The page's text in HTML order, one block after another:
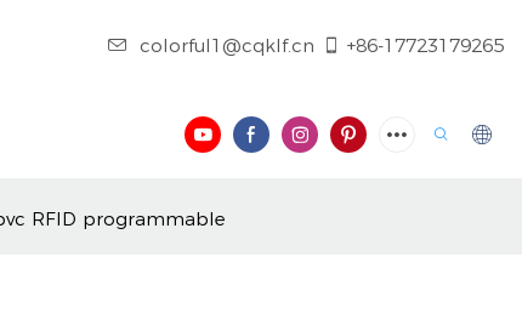
colorful1@cqklf.cn +86-17723179265
BLOG VIDÉO
RFID programmable